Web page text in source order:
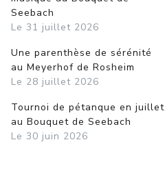
Seebach
Le 31 juillet 2026
Une parenthèse de sérénité
au Meyerhof de Rosheim
Le 28 juillet 2026
Tournoi de pétanque en juillet
au Bouquet de Seebach
Le 30 juin 2026